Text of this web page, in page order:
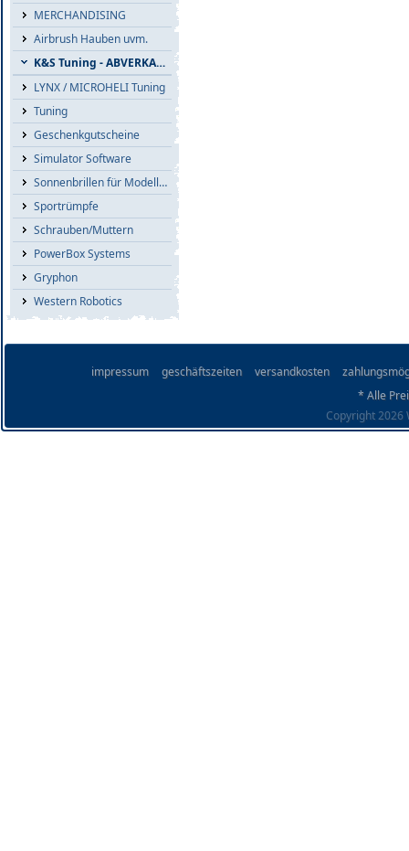
MERCHANDISING
Airbrush Hauben uvm.
K&S Tuning - ABVERKAUF
LYNX / MICROHELI Tuning
Tuning
Geschenkgutscheine
Simulator Software
Sonnenbrillen für Modellflieger
Sportrümpfe
Schrauben/Muttern
PowerBox Systems
Gryphon
Western Robotics
impressum geschäftszeiten versandkosten
* Alle
Copyright 2026